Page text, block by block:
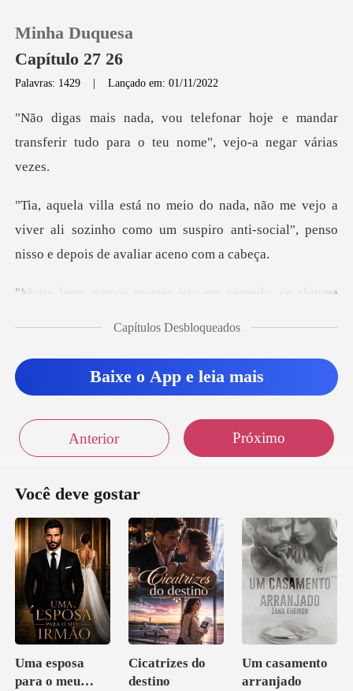
0
Histórico
Sair
Minha Duquesa
Capítulo 27 26
Palavras: 1429 |Lançado em: 01/11/2022
hoje e mandar
transferir tudo para o
o a
viver ali sozinho como um suspiro anti-social",
o em segredo, se alguma
Capítulos Desbloqueados
Baixe o App e leia mais
Anterior Próximo
Você deve gostar
Uma esposa
para o meu
Cicatrizes do
destino
Um casamento
arranjado